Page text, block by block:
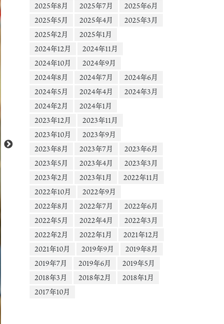
画
レ
Media error: Format(s) not supported or source(s) not found
1.cdninstagram.com/o1/v/t16/f2/m69/
jKVXCMN2fxl74RK9bzveluF7mV2hlU1WmzTgVc-0?
2025年8月
2025年7月
2025年6月
2025年5月
2025年4月
2025年3月
2025年2月
2025年1月
2024年12月
2024年11月
2024年10月
2024年9月
2024年8月
2024年7月
2024年6月
2024年5月
2024年4月
2024年3月
2024年2月
2024年1月
2023年12月
2023年11月
2023年10月
2023年9月
2023年8月
2023年7月
2023年6月
2023年5月
2023年4月
2023年3月
2023年2月
2023年1月
2022年11月
2022年10月
2022年9月
2022年8月
2022年7月
2022年6月
2022年5月
2022年4月
2022年3月
2022年2月
2022年1月
2021年12月
2021年10月
2019年9月
2019年8月
2019年7月
2019年6月
2019年5月
2018年3月
2018年2月
2018年1月
2017年10月